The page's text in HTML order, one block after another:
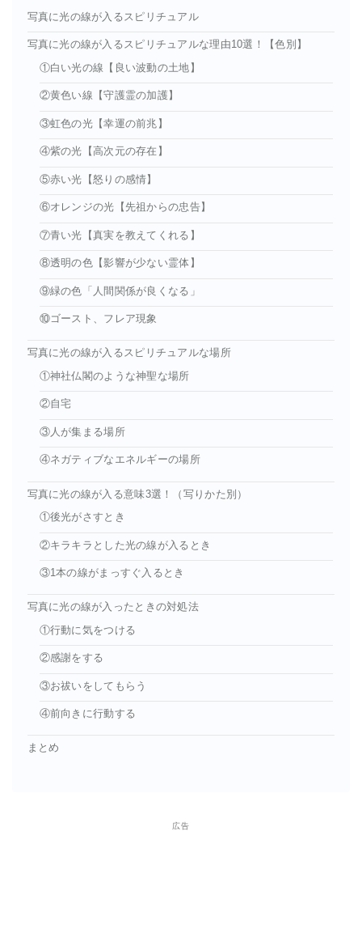
写真に光の線が入るスピリチュアル
写真に光の線が入るスピリチュアルな理由10選！【色別】
①白い光の線【良い波動の土地】
②黄色い線【守護霊の加護】
③虹色の光【幸運の前兆】
④紫の光【高次元の存在】
⑤赤い光【怒りの感情】
⑥オレンジの光【先祖からの忠告】
⑦青い光【真実を教えてくれる】
⑧透明の色【影響が少ない霊体】
⑨緑の色「人間関係が良くなる」
⑩ゴースト、フレア現象
写真に光の線が入るスピリチュアルな場所
①神社仏閣のような神聖な場所
②自宅
③人が集まる場所
④ネガティブなエネルギーの場所
写真に光の線が入る意味3選！（写りかた別）
①後光がさすとき
②キラキラとした光の線が入るとき
③1本の線がまっすぐ入るとき
写真に光の線が入ったときの対処法
①行動に気をつける
②感謝をする
③お祓いをしてもらう
④前向きに行動する
まとめ
広告